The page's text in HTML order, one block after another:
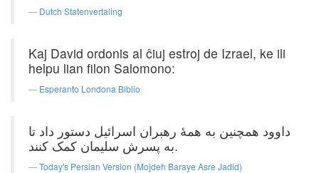
Dutch Statenvertaling
Kaj David ordonis al ĉiuj estroj de Izrael, ke ili
helpu lian filon Salomono:
Esperanto Londona Biblio
داوود همچنین به همهٔ رهبران اسرائیل دستور داد تا
به پسرش سلیمان کمک کنند.
Today's Persian Version (Mojdeh Baraye Asre Jadid)